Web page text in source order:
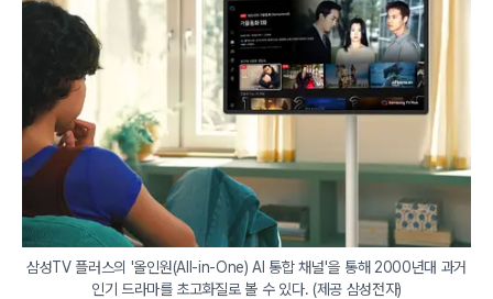
삼성TV 플러스의 '올인원(All-in-One) AI 통합 채널'을 통해 2000년대 과거
인기 드라마를 초고화질로 볼 수 있다. (제공 삼성전자)